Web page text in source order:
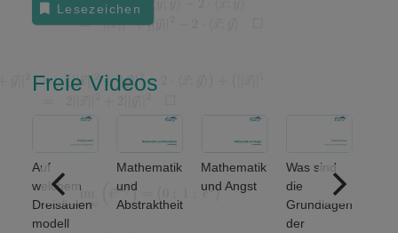
Lesezeichen
Freie Videos
Auf
welchem
Dreisäulen
modell
Mathematik
und
Abstraktheit
Mathematik
und Angst
Was sind
die
Grundlagen
der